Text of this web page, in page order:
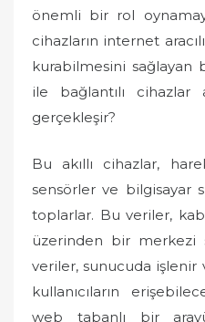
önemli bir rol
cihazların internet
kurabilmesini sağlayan
ile bağlantılı cihazlar
gerçekleşir?
Bu akıllı cihazlar,
sensörler ve bilgisayar
toplarlar. Bu veriler,
üzerinden bir merkezi
veriler, sunucuda işlenir
kullanıcıların
web tabanlı bir